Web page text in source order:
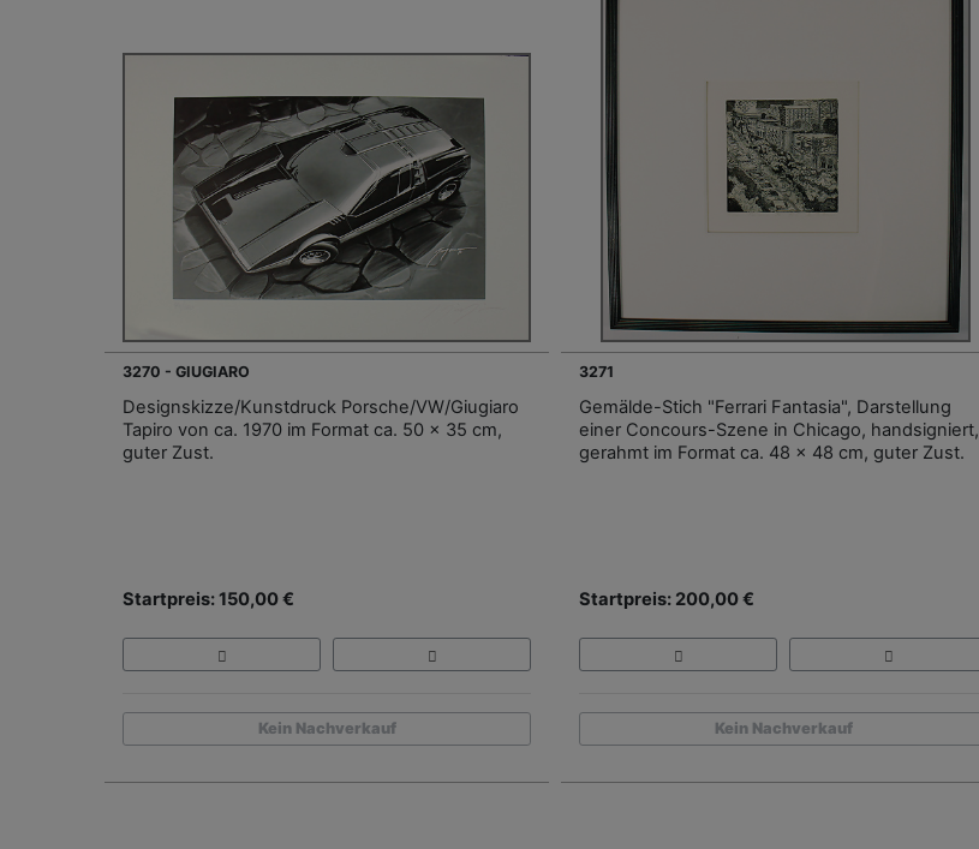
3270 - GIUGIARO
Designskizze/Kunstdruck Porsche/VW/Giugiaro
Tapiro von ca. 1970 im Format ca. 50 x 35 cm,
guter Zust.
Startpreis: 150,00 €
Kein Nachverkauf
3271
Gemälde-Stich "Ferrari Fantasia", Darstellung
einer Concours-Szene in Chicago, handsigniert,
gerahmt im Format ca. 48 x 48 cm, guter Zust.
Startpreis: 200,00 €
Kein Nachverkauf